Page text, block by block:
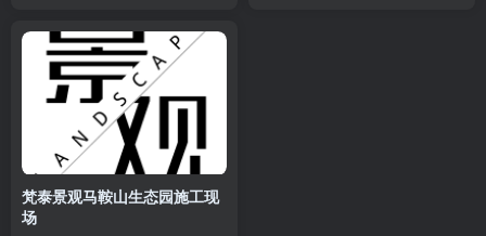
梵泰景观马鞍山生态园施工现
场